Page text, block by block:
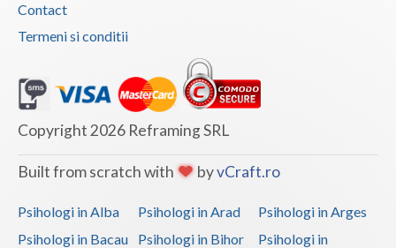
Contact
Termeni si conditii
Copyright 2026 Reframing SRL
Built from scratch with byvCraft.ro
Psihologi in Alba Psihologi in Arad
Psihologi in Arges
Psihologi in Bacau
Psihologi in Bihor
Psihologi in